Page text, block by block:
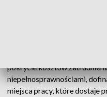
pokrycie kosztów
niepełnosprawnościami,
miejsca pracy, które dostaje